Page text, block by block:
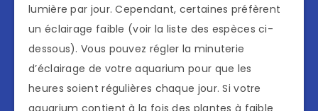
lumière par jour. Cependant, certaines préfèrent
un éclairage faible (voir la liste des espèces ci-
dessous). Vous pouvez régler la minuterie
d’éclairage de votre aquarium pour que les
heures soient régulières chaque jour. Si votre